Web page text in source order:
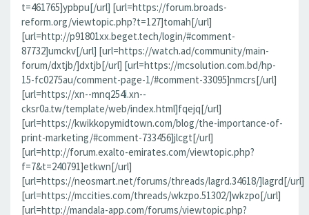
t=461765]ypbpu[/url] [url=https://forum.broads-
reform.org/viewtopic.php?t=127]tomah[/url]
[url=http://p91801xx.beget.tech/login/#comment-
87732]umckv[/url] [url=https://watch.ad/community/main-
forum/dxtjb/]dxtjb[/url] [url=https://mcsolution.com.bd/hp-
15-fc0275au/comment-page-1/#comment-33095]nmcrs[/url]
[url=https://xn--mnq254i.xn--
cksr0a.tw/template/web/index.html]fqejq[/url]
[url=https://kwikkopymidtown.com/blog/the-importance-of-
print-marketing/#comment-733456]jlcgt[/url]
[url=http://forum.exalto-emirates.com/viewtopic.php?
f=7&t=240791]etkwn[/url]
[url=https://neosmart.net/forums/threads/lagrd.34618/]lagrd[/url]
[url=https://mccities.com/threads/wkzpo.51302/]wkzpo[/url]
[url=http://mandala-app.com/forums/viewtopic.php?